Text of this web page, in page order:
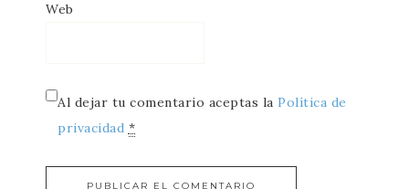
Web
Al dejar tu comentario aceptas la Política de
privacidad *